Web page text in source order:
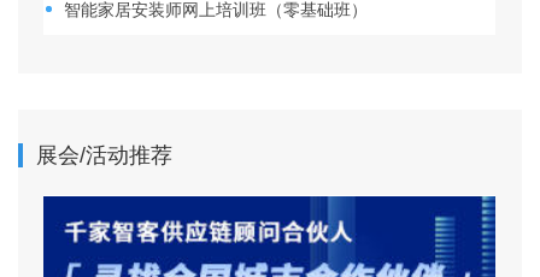
智能家居安装师网上培训班（零基础班）
展会/活动推荐